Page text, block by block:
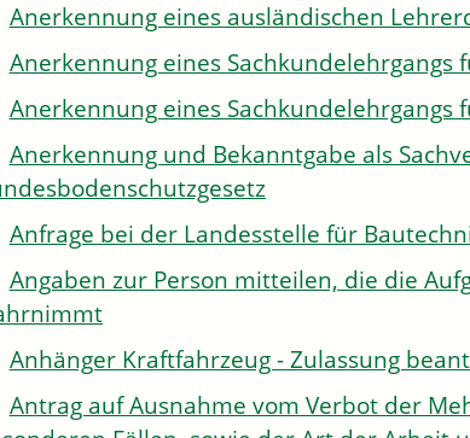
Anerkennung eines ausländischen
Anerkennung eines Sachkundelehrgangs
Anerkennung eines Sachkundelehrgangs
Anerkennung und Bekanntgabe als
Anfrage bei der Landesstelle für
Angaben zur Person mitteilen, die die
Anhänger Kraftfahrzeug - Zulassung
Antrag auf Ausnahme vom Verbot der